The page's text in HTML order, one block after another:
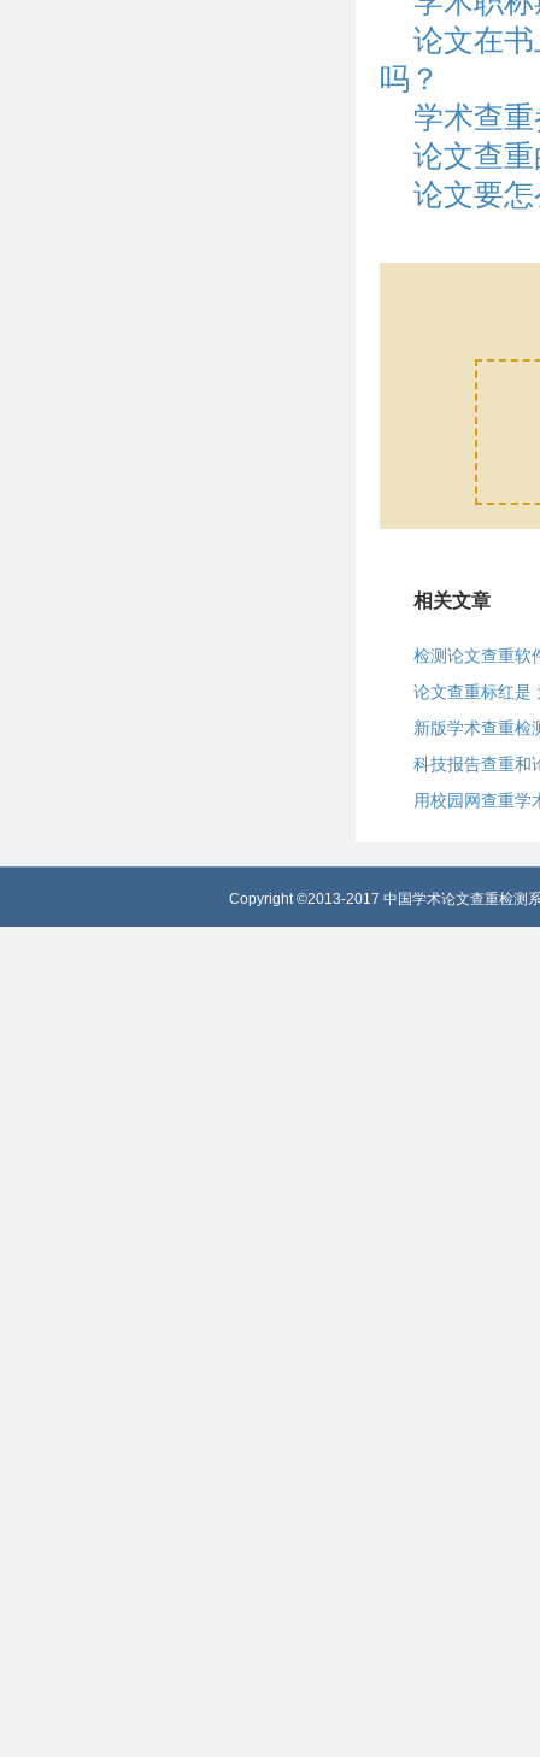
论文在
吗？
学术查
论文查
论文要
相关文章
检测论文查重软
论文查重标红是
新版学术查重检
科技报告查重和
用校园网查重学
Copyright ©2013-2017 中国学术论文查重检